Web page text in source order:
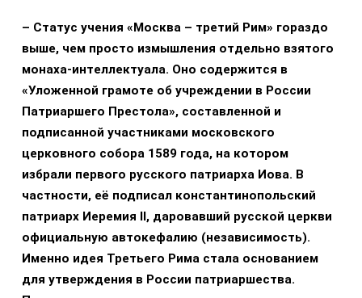
– Статус учения «Москва – третий Рим» гораздо
выше, чем просто измышления отдельно взятого
монаха-интеллектуала. Оно содержится в
«Уложенной грамоте об учреждении в России
Патриаршего Престола», составленной и
подписанной участниками московского
церковного собора 1589 года, на котором
избрали первого русского патриарха Иова. В
частности, её подписал константинопольский
патриарх Иеремия II, даровавший русской церкви
официальную автокефалию (независимость).
Именно идея Третьего Рима стала основанием
для утверждения в России патриаршества.